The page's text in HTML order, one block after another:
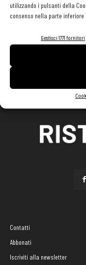
utilizzando i pulsanti della
consenso nella parte inferiore
Gestisci 1771 fornitori
Contatti
Abbonati
Iscriviti alla newsletter